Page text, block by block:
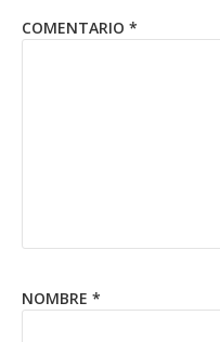
COMENTARIO *
NOMBRE *